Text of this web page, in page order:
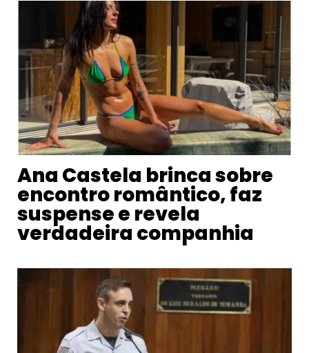
Ana Castela brinca sobre
encontro romântico, faz
suspense e revela
verdadeira companhia